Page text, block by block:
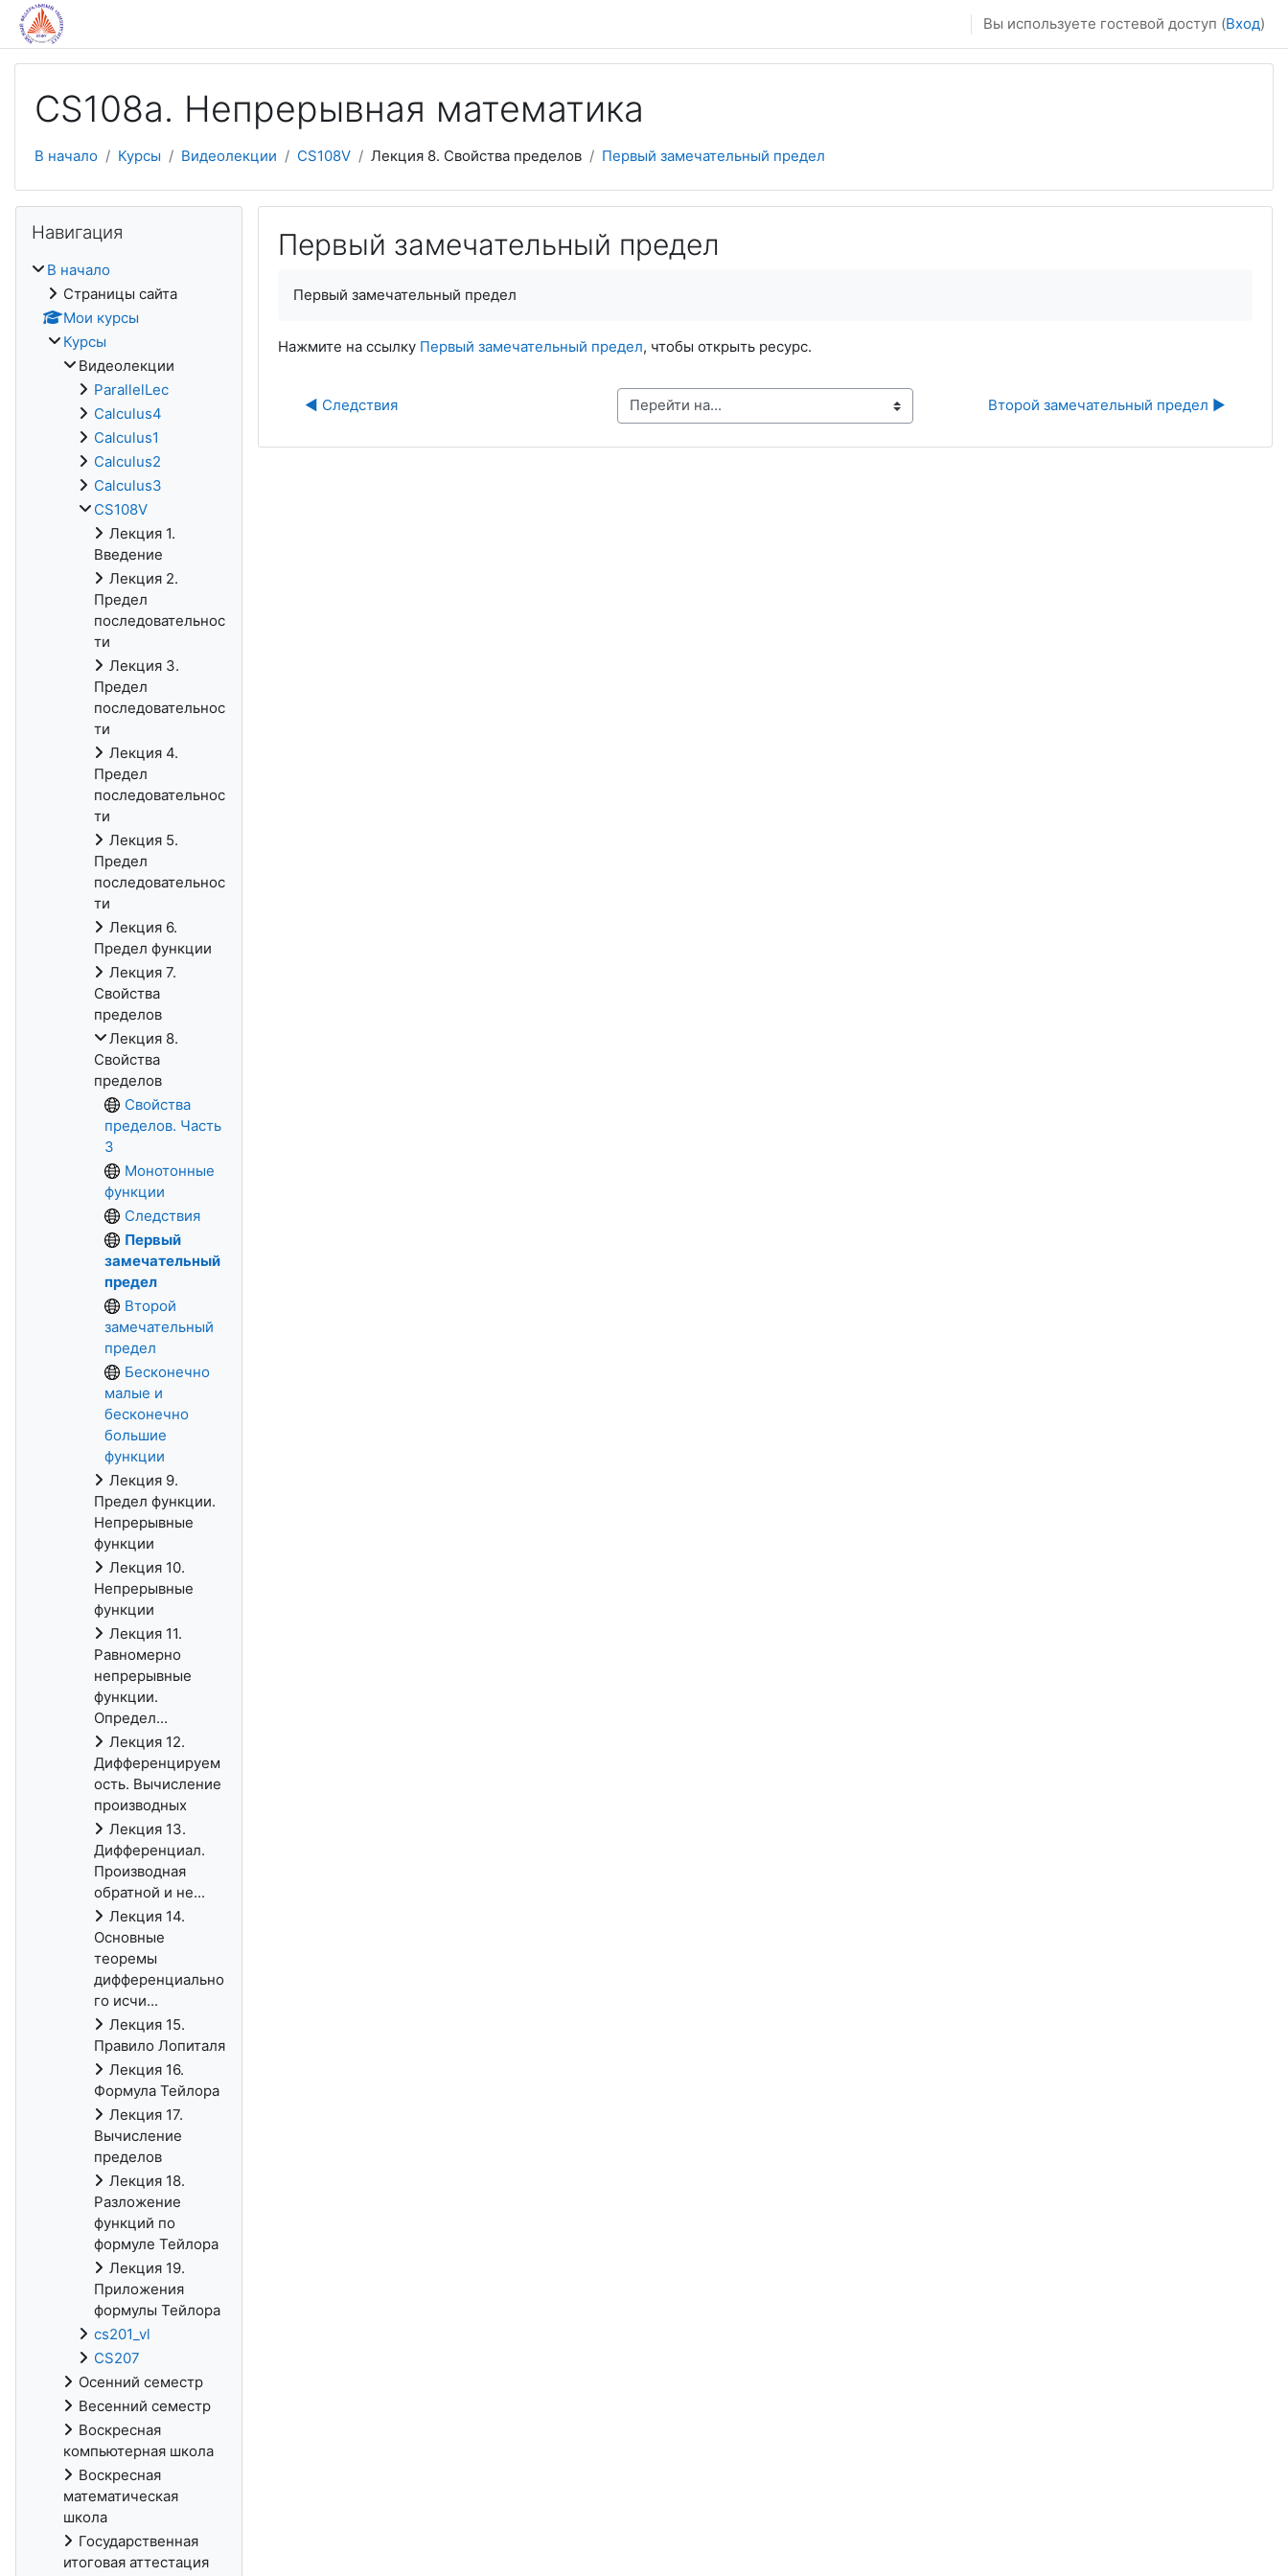
Перейти к основному содержанию
Вы используете гостевой доступ (Вход)
CS108a. Непрерывная математика
В начало Курсы Видеолекции CS108V Лекция 8. Свойства пределов Первый замечательный предел
Первый замечательный предел
Первый замечательный предел
Нажмите на ссылку Первый замечательный предел, чтобы открыть ресурс.
◀︎ Следствия Перейти на... Второй замечательный предел ▶︎
Навигация
В начало
Страницы сайта
Мои курсы
Курсы
Видеолекции
ParallelLec
Calculus4
Calculus1
Calculus2
Calculus3
CS108V
Лекция 1.
Введение
Лекция 2.
Предел
последовательнос
ти
Лекция 3.
Предел
последовательнос
ти
Лекция 4.
Предел
последовательнос
ти
Лекция 5.
Предел
последовательнос
ти
Лекция 6.
Предел функции
Лекция 7.
Свойства
пределов
Лекция 8.
Свойства
пределов
Свойства
пределов. Часть
3
Монотонные
функции
Следствия
Первый
замечательный
предел
Второй
замечательный
предел
Бесконечно
малые и
бесконечно
большие
функции
Лекция 9.
Предел функции.
Непрерывные
функции
Лекция 10.
Непрерывные
функции
Лекция 11.
Равномерно
непрерывные
функции.
Определ...
Лекция 12.
Дифференцируем
ость. Вычисление
производных
Лекция 13.
Дифференциал.
Производная
обратной и не...
Лекция 14.
Основные
теоремы
дифференциально
го исчи...
Лекция 15.
Правило Лопиталя
Лекция 16.
Формула Тейлора
Лекция 17.
Вычисление
пределов
Лекция 18.
Разложение
функций по
формуле Тейлора
Лекция 19.
Приложения
формулы Тейлора
cs201_vl
CS207
Осенний семестр
Весенний семестр
Воскресная
компьютерная школа
Воскресная
математическая
школа
Государственная
итоговая аттестация